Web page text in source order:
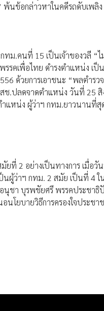
นข้อกล่าวหาในคดีรถดับเพลิง
.คนที่ 15 เป็นเจ้าของวลี “ไม่
คเพื่อไทย ดำรงตำแหน่ง เป็
ด้วยการเอาชนะ “พลตำร
ช.ปลดจาดตำแหน่ง วันที่ 25
หน่ง ผู้ว่าฯ กทม.ยาวนานที่สุ
ยที่ 2 อย่างเป็นทางการ เมื่อ
นผู้ว่าฯ กทม. 2 สมัย เป็นที่ 4
นุชา บุรพชัยศรี พรรคประชา
โยบายวิธีการครองใจประชา